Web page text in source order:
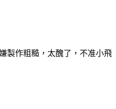
製作粗糙，太醜了，不准小飛